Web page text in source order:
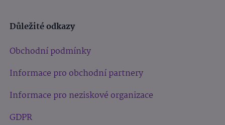
Důležité odkazy
Obchodní podmínky
Informace pro obchodní partnery
Informace pro neziskové organizace
GDPR